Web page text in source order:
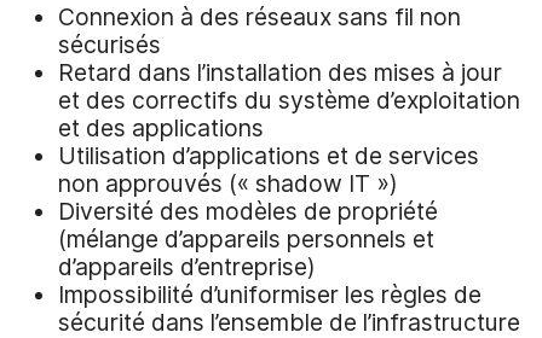
Connexion à des réseaux sans fil non
sécurisés
Retard dans l’installation des mises à jour
et des correctifs du système d’exploitation
et des applications
Utilisation d’applications et de services
non approuvés (« shadow IT »)
Diversité des modèles de propriété
(mélange d’appareils personnels et
d’appareils d’entreprise)
Impossibilité d’uniformiser les règles de
sécurité dans l’ensemble de l’infrastructure